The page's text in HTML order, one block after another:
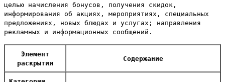
целью начисления бонусов, получения скидок,
информирования об акциях, мероприятиях, специальных
предложениях, новых блюдах и услугах; направления
рекламных и информационных сообщений.
Элемент
раскрытия
Содержание